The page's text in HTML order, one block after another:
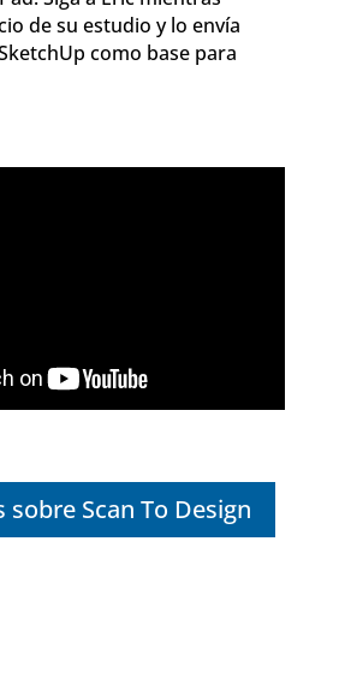
de su estudio y lo envía
como base para
sobre Scan To Design